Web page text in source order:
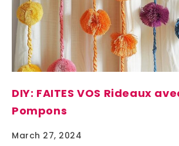
DIY: FAITES VOS Rideaux
Pompons
March 27, 2024